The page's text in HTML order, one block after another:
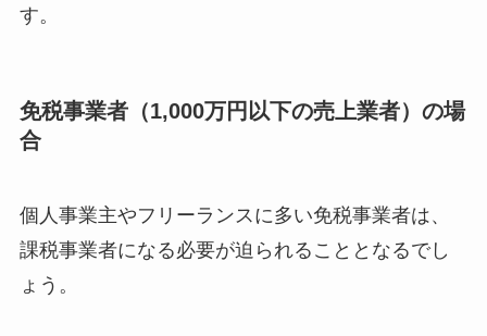
す。
免税事業者（1,000万円以下の売上業者）の場
合
個人事業主やフリーランスに多い免税事業者は、
課税事業者になる必要が迫られることとなるでし
ょう。